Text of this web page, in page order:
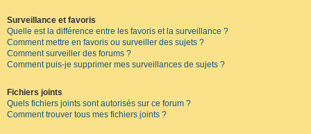
Surveillance et favoris
Quelle est la différence entre les favoris et la surveillance ?
Comment mettre en favoris ou surveiller des sujets ?
Comment surveiller des forums ?
Comment puis-je supprimer mes surveillances de sujets ?
Fichiers joints
Quels fichiers joints sont autorisés sur ce forum ?
Comment trouver tous mes fichiers joints ?